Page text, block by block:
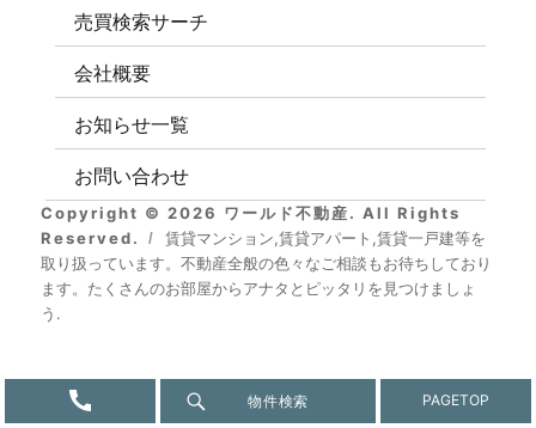
物件検索
売買検索サーチ
会社概要
お知らせ一覧
お問い合わせ
Copyright © 2026 ワールド不動産. All Rights
Reserved.
賃貸マンション,賃貸アパート,賃貸一戸建等を
取り扱っています。不動産全般の色々なご相談もお待ちしており
ます。たくさんのお部屋からアナタとピッタリを見つけましょ
う.
PAGETOP